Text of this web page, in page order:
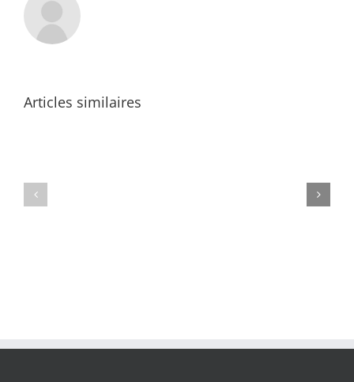
Articles similaires